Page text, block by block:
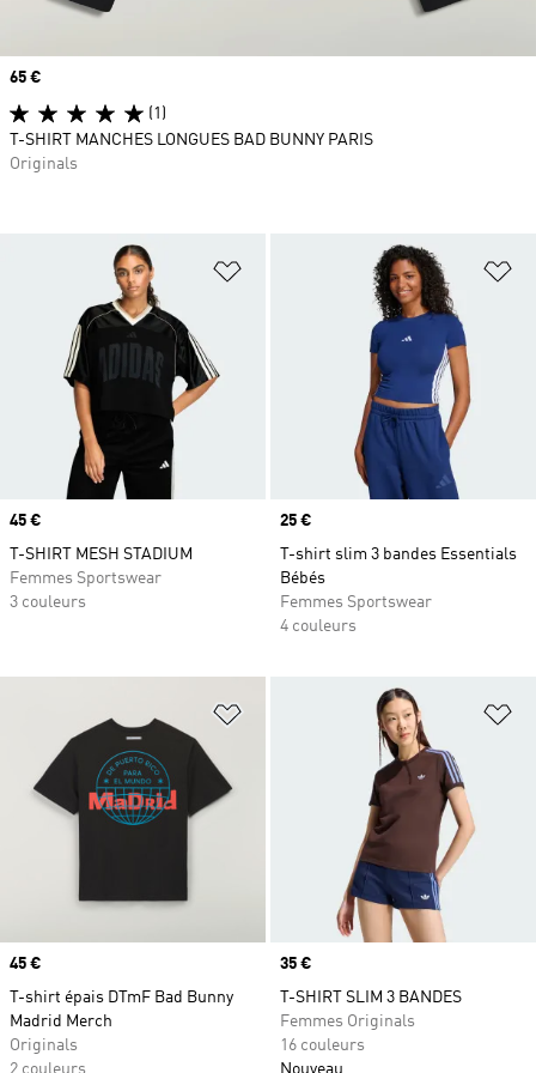
Ajouter à la Liste de produits
Prix
45 €
T-SHIRT MESH STADIUM
Femmes Sportswear
3 couleurs
Prix
25 €
T-shirt slim 3 bandes Essentials
Bébés
Femmes Sportswear
4 couleurs
Ajouter à la Liste de produits
Prix
45 €
T-shirt épais DTmF Bad Bunny
Madrid Merch
Originals
2 couleurs
Prix
35 €
T-SHIRT SLIM 3 BANDES
Femmes Originals
16 couleurs
Nouveau
Prix
65 €
(1)
T-SHIRT MANCHES LONGUES BAD BUNNY PARIS
Originals